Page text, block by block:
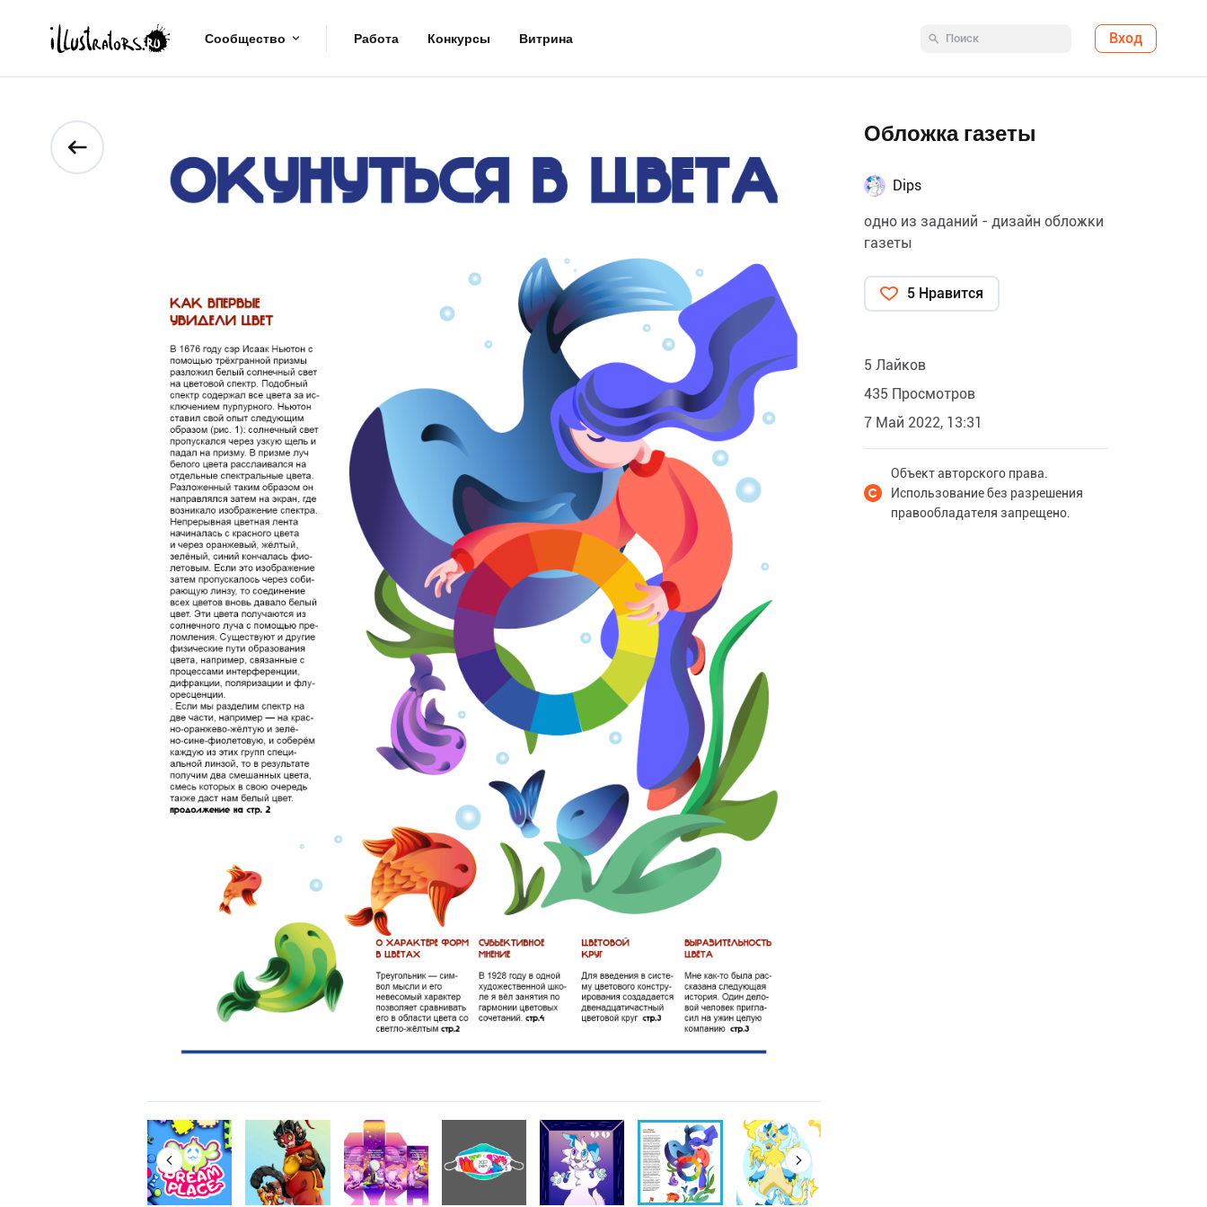
Сообщество Работа Конкурсы Витрина Вход
Обложка газеты
Dips
одно из заданий - дизайн обложки
газеты
5 Нравится
5 Лайков
435 Просмотров
7 Май 2022, 13:31
Объект авторского права.
Использование без разрешения
правообладателя запрещено.